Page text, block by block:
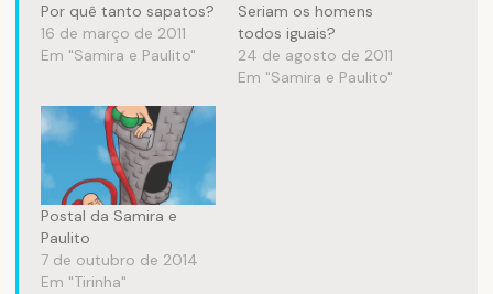
Por quê tanto sapatos?
16 de março de 2011
Em "Samira e Paulito"
Seriam os homens
todos iguais?
24 de agosto de 2011
Em "Samira e Paulito"
Postal da Samira e
Paulito
7 de outubro de 2014
Em "Tirinha"